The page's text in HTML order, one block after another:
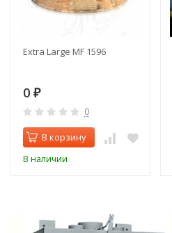
Extra Large MF 1596
0 ₽
0
В корзину
В наличии